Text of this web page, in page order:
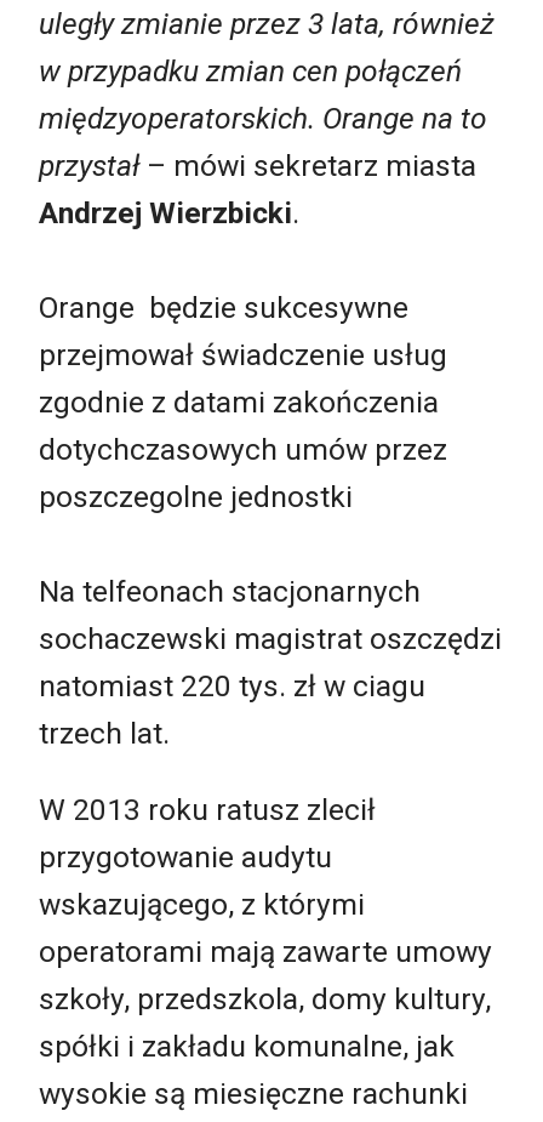
uległy zmianie przez 3 lata, również
w przypadku zmian cen połączeń
międzyoperatorskich. Orange na to
przystał– mówi sekretarz miasta
Andrzej Wierzbicki.
Orange będzie sukcesywne
przejmował świadczenie usług
zgodnie z datami zakończenia
dotychczasowych umów przez
poszczegolne jednostki
Na telfeonach stacjonarnych
sochaczewski magistrat oszczędzi
natomiast 220 tys. zł w ciagu
trzech lat.
W 2013 roku ratusz zlecił
przygotowanie audytu
wskazującego, z którymi
operatorami mają zawarte umowy
szkoły, przedszkola, domy kultury,
spółki i zakładu komunalne, jak
wysokie są miesięczne rachunki